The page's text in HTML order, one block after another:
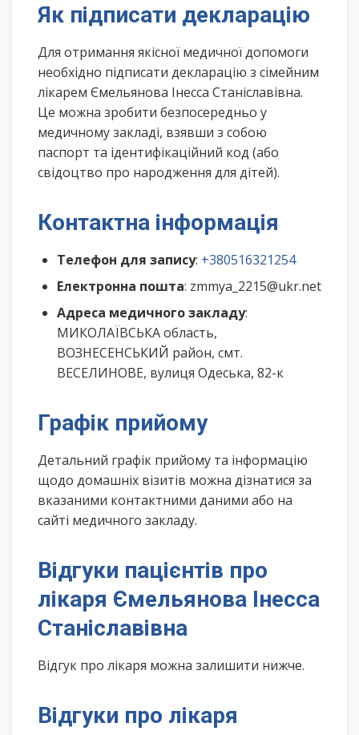
Як підписати декларацію
Для отримання якісної медичної допомоги
необхідно підписати декларацію з сімейним
лікарем Ємельянова Інесса Станіславівна.
Це можна зробити безпосередньо у
медичному закладі, взявши з собою
паспорт та ідентифікаційний код (або
свідоцтво про народження для дітей).
Контактна інформація
Телефон для запису: +380516321254
Електронна пошта: zmmya_2215@ukr.net
Адреса медичного закладу:
МИКОЛАЇВСЬКА область,
ВОЗНЕСЕНСЬКИЙ район, смт.
ВЕСЕЛИНОВЕ, вулиця Одеська, 82-к
Графік прийому
Детальний графік прийому та інформацію
щодо домашніх візитів можна дізнатися за
вказаними контактними даними або на
сайті медичного закладу.
Відгуки пацієнтів про
лікаря Ємельянова Інесса
Станіславівна
Відгук про лікаря можна залишити нижче.
Відгуки про лікаря